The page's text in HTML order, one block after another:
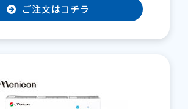
ご注文はコチラ